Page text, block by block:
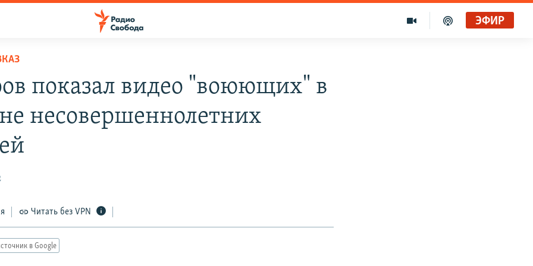
ЭФИР
показал видео "воюющих" в
несовершеннолетних
Читать без VPN
в Google